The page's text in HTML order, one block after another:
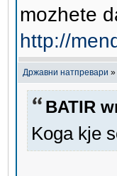
mozhete
http://
Државни натпревари »
BATIR
Koga kje